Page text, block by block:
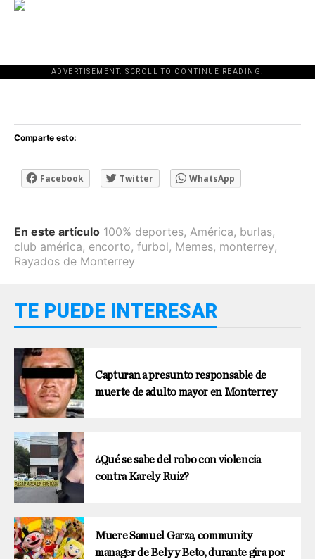
ADVERTISEMENT. SCROLL TO CONTINUE READING.
[adsforwp id="243463"]
Comparte esto:
Facebook Twitter WhatsApp
En este artículo 100% deportes, América, burlas,
club américa, encorto, furbol, Memes, monterrey,
Rayados de Monterrey
TE PUEDE INTERESAR
Capturan a presunto responsable de
muerte de adulto mayor en Monterrey
¿Qué se sabe del robo con violencia
contra Karely Ruiz?
Muere Samuel Garza, community
manager de Bely y Beto, durante gira por